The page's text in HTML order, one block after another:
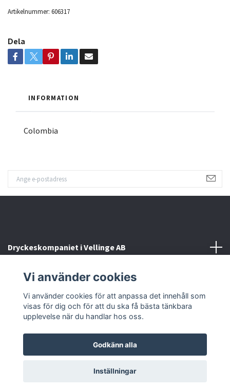
Artikelnummer: 606317
Dela
INFORMATION
Colombia
Dryckeskompaniet i Vellinge AB
Kontakta oss
Sociala medier
© 2026 Dryckeskompaniet i Vellinge
Vi använder cookies
Vi använder cookies för att anpassa det innehåll som
visas för dig och för att du ska få bästa tänkbara
upplevelse när du handlar hos oss.
Godkänn alla
Inställningar